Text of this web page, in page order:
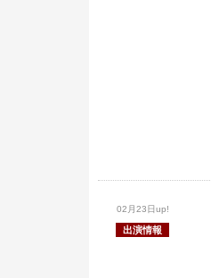
02月23日up!
出演情報